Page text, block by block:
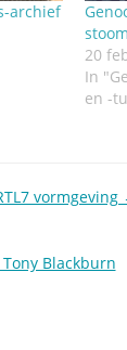
archief
20
In
en -
vormgeving
Blackburn